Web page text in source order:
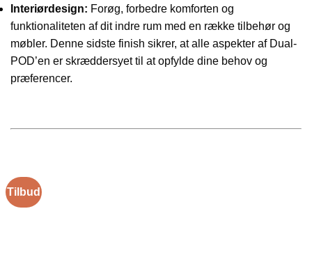
Interiørdesign: Forøg, forbedre komforten og
funktionaliteten af dit indre rum med en række tilbehør og
møbler. Denne sidste finish sikrer, at alle aspekter af Dual-
POD’en er skræddersyet til at opfylde dine behov og
præferencer.
Tilbud